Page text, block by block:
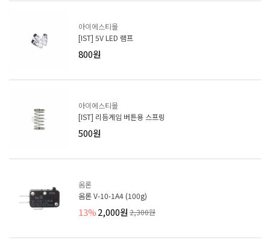
아이에스티몰
[IST] 5V LED 램프
800원
아이에스티몰
[IST] 리듬게임 버튼용 스프링
500원
옴론
옴론 V-10-1A4 (100g)
13%2,000원 2,300원